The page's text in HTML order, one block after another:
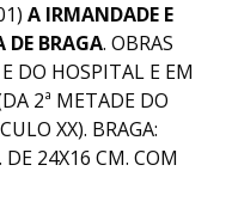
A IRMANDADE E
DE BRAGA. OBRAS
DO HOSPITAL E EM
2ª METADE DO
XX). BRAGA:
24X16 CM. COM